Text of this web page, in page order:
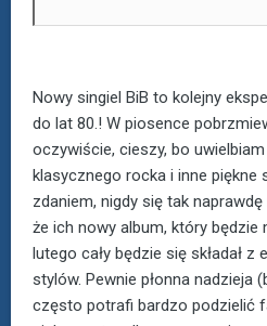
Nowy singiel BiB to kolejny
do lat 80.! W piosence
oczywiście, cieszy, bo
klasycznego rocka i inne piękne
zdaniem, nigdy się tak
że ich nowy album, który będzie
lutego cały będzie się składał z
stylów. Pewnie płonna nadzieja
często potrafi bardzo podzielić